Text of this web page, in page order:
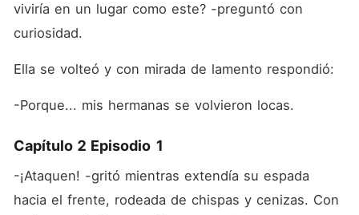
viviría en un lugar como este? -preguntó con
curiosidad.
Ella se volteó y con mirada de lamento respondió:
-Porque... mis hermanas se volvieron locas.
Capítulo 2 Episodio 1
-¡Ataquen! -gritó mientras extendía su espada
hacia el frente, rodeada de chispas y cenizas. Con